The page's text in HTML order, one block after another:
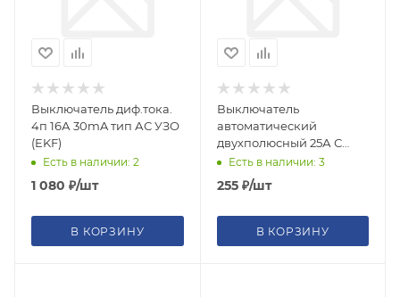
Выключатель диф.тока.
4п 16А 30mA тип АС УЗО
(EKF)
Есть в наличии: 2
1 080 ₽/шт
В КОРЗИНУ
Выключатель
автоматический
двухполюсный 25А С
ВА47-63 4.5кА PROxima
Есть в наличии: 3
255₽/шт
В КОРЗИНУ